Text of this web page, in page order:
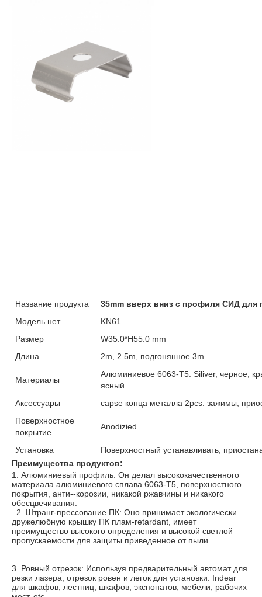
Название продукта
35mm вверх вниз с профиля СИД для
Модель нет.
KN61
Размер
W35.0*H55.0 mm
Длина
2m, 2.5m, подгонянное 3m
Материалы
Алюминиевое 6063-T5: Siliver, черное,
ясный
Аксессуары
capse конца металла 2pcs. зажимы,
Поверхностное
покрытие
Anodizied
Установка
Поверхностный устанавливать,
Преимущества продуктов:
1. Алюминиевый профиль: Он делал высококачественного
материала алюминиевого сплава 6063-T5, поверхностного
покрытия, анти--корозии, никакой ржавчины и никакого
обесцвечивания.
  2.
Штранг-прессование ПК: Оно принимает экологически
дружелюбную крышку ПК плам-retardant, имеет
преимущество высокого определения и высокой светлой
пропускаемости для защиты приведенное от пыли.
3. Ровный отрезок: Используя предварительный автомат для
резки лазера, отрезок ровен и легок для установки. Indear
для шкафов, лестниц, шкафов, экспонатов, мебели, рабочих